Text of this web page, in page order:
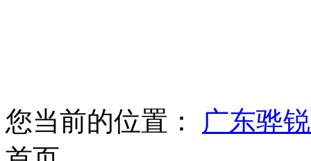
您当前的位置：
广东骅